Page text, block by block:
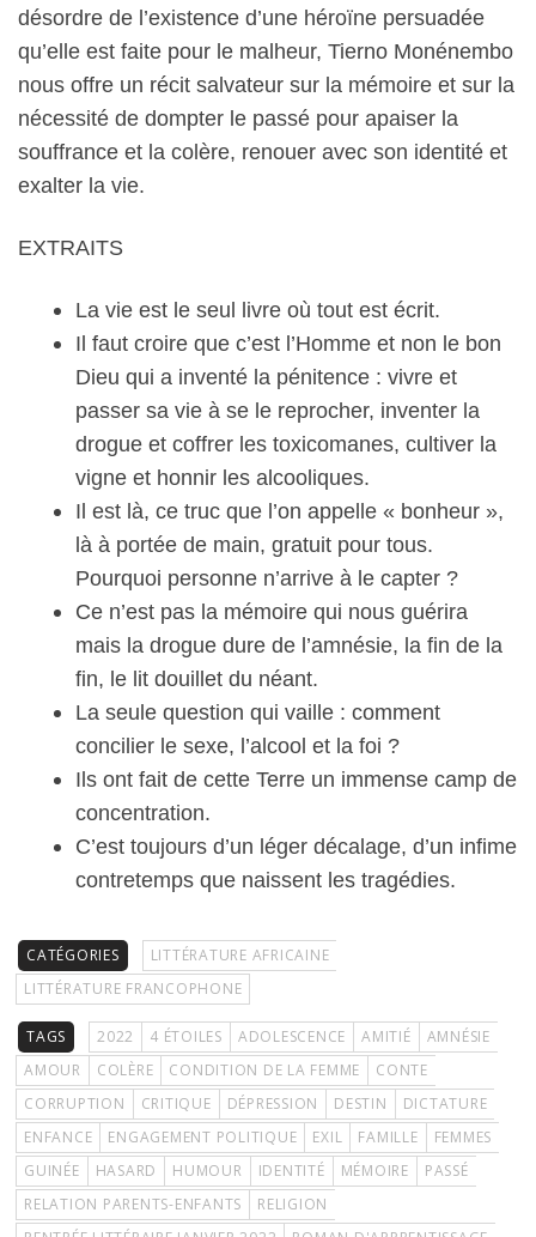
désordre de l’existence d’une héroïne persuadée
qu’elle est faite pour le malheur, Tierno Monénembo
nous offre un récit salvateur sur la mémoire et sur la
nécessité de dompter le passé pour apaiser la
souffrance et la colère, renouer avec son identité et
exalter la vie.
EXTRAITS
La vie est le seul livre où tout est écrit.
Il faut croire que c’est l’Homme et non le bon
Dieu qui a inventé la pénitence : vivre et
passer sa vie à se le reprocher, inventer la
drogue et coffrer les toxicomanes, cultiver la
vigne et honnir les alcooliques.
Il est là, ce truc que l’on appelle « bonheur »,
là à portée de main, gratuit pour tous.
Pourquoi personne n’arrive à le capter ?
Ce n’est pas la mémoire qui nous guérira
mais la drogue dure de l’amnésie, la fin de la
fin, le lit douillet du néant.
La seule question qui vaille : comment
concilier le sexe, l’alcool et la foi ?
Ils ont fait de cette Terre un immense camp de
concentration.
C’est toujours d’un léger décalage, d’un infime
contretemps que naissent les tragédies.
CATÉGORIES
LITTÉRATURE AFRICAINE
LITTÉRATURE FRANCOPHONE
TAGS 2022 4 ÉTOILES ADOLESCENCE AMITIÉ
AMNÉSIE
AMOUR
COLÈRE CONDITION DE LA FEMME
CONTE
CORRUPTION
CRITIQUE DÉPRESSION DESTIN
DICTATURE
ENFANCE
ENGAGEMENT POLITIQUE EXIL FAMILLE
FEMMES
GUINÉE
HASARD HUMOUR IDENTITÉ MÉMOIRE
PASSÉ
RELATION PARENTS-ENFANTS
RELIGION